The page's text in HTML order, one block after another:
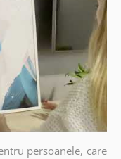
persoanele, care